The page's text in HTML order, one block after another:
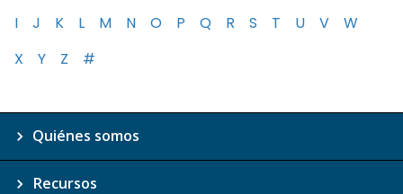
I
J K L M N O P Q R S T U V
W
X
Y Z #
Quiénes somos
Recursos